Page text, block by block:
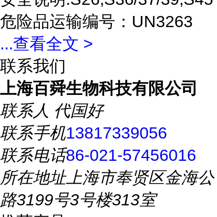
危险品运输编号：UN3263
...查看全文 >
联系我们
上海百舜生物科技有限公司
联系人 代国好
联系手机13817339056
联系电话86-021-57456016
所在地址上海市奉贤区金海公
路3199号3号楼313室